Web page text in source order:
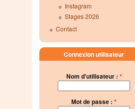
Instagram
Stages 2026
Contact
Connexion utilisateur
Nom d'utilisateur : *
Mot de passe :*